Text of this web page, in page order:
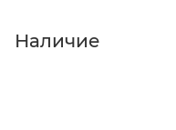
Наличие